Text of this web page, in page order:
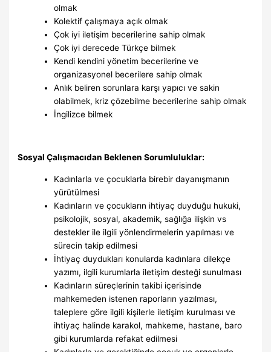
olmak
Kolektif çalışmaya açık olmak
Çok iyi iletişim becerilerine sahip olmak
Çok iyi derecede Türkçe bilmek
Kendi kendini yönetim becerilerine ve
organizasyonel becerilere sahip olmak
Anlık beliren sorunlara karşı yapıcı ve sakin
olabilmek, kriz çözebilme becerilerine sahip olmak
İngilizce bilmek
Sosyal Çalışmacıdan Beklenen Sorumluluklar:
Kadınlarla ve çocuklarla birebir dayanışmanın
yürütülmesi
Kadınların ve çocukların ihtiyaç duyduğu hukuki,
psikolojik, sosyal, akademik, sağlığa ilişkin vs
destekler ile ilgili yönlendirmelerin yapılması ve
sürecin takip edilmesi
İhtiyaç duydukları konularda kadınlara dilekçe
yazımı, ilgili kurumlarla iletişim desteği sunulması
Kadınların süreçlerinin takibi içerisinde
mahkemeden istenen raporların yazılması,
taleplere göre ilgili kişilerle iletişim kurulması ve
ihtiyaç halinde karakol, mahkeme, hastane, baro
gibi kurumlarda refakat edilmesi